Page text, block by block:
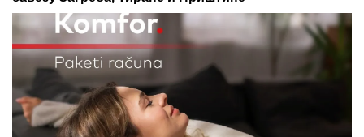
08. 08. 2026 01:28
Dača i Asmin nisu iznenađeni Đukićevim postupkom
sa Jovanom, pa osolili po njegovom odnosu sa Aneli:
Mislim da su glumili! (VIDEO)